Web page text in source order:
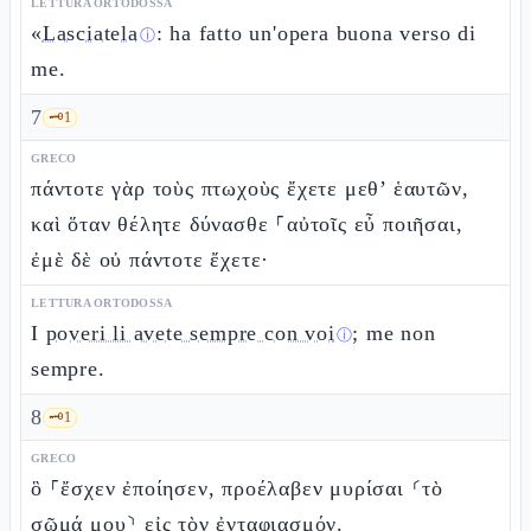
LETTURA ORTODOSSA
«Lasciatelaⓘ: ha fatto un'opera buona verso di
me.
7 🗝️1
GRECO
πάντοτε γὰρ τοὺς πτωχοὺς ἔχετε μεθ’ ἑαυτῶν,
καὶ ὅταν θέλητε δύνασθε ⸀αὐτοῖς εὖ ποιῆσαι,
ἐμὲ δὲ οὐ πάντοτε ἔχετε·
LETTURA ORTODOSSA
I poveri li avete sempre con voiⓘ; me non
sempre.
8 🗝️1
GRECO
ὃ ⸀ἔσχεν ἐποίησεν, προέλαβεν μυρίσαι ⸂τὸ
σῶμά μου⸃ εἰς τὸν ἐνταφιασμόν.